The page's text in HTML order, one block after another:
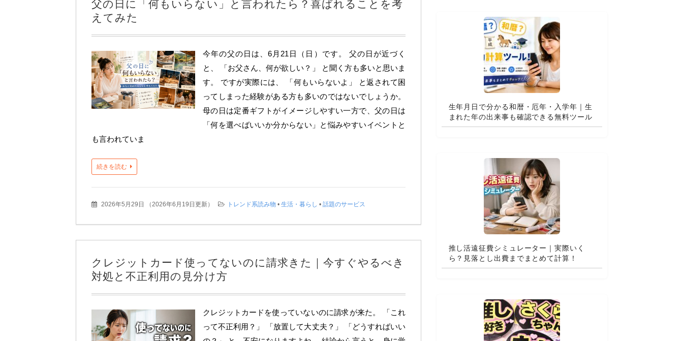
父の日に「何もいらない」と言われたら？喜ばれることを考
えてみた
今年の父の日は、6月21日（日）です。 父の日が近づく
と、 「お父さん、何が欲しい？」 と聞く方も多いと思いま
す。 ですが実際には、 「何もいらないよ」 と返されて困
ってしまった経験がある方も多いのではないでしょうか。
母の日は定番ギフトがイメージしやすい一方で、父の日は
「何を選べばいいか分からない」と悩みやすいイベントと
も言われていま
続きを読む
2026年5月29日 （2026年6月19日更新） トレンド系読み物 • 生活・暮らし • 話題のサービス
クレジットカード使ってないのに請求きた｜今すぐやるべき
対処と不正利用の見分け方
クレジットカードを使っていないのに請求が来た。 「これ
って不正利用？」 「放置して大丈夫？」 「どうすればいい
生年月日で分かる和暦・厄年・入学年｜生
まれた年の出来事も確認できる無料ツール
推し活遠征費シミュレーター｜実際いく
ら？見落とし出費までまとめて計算！